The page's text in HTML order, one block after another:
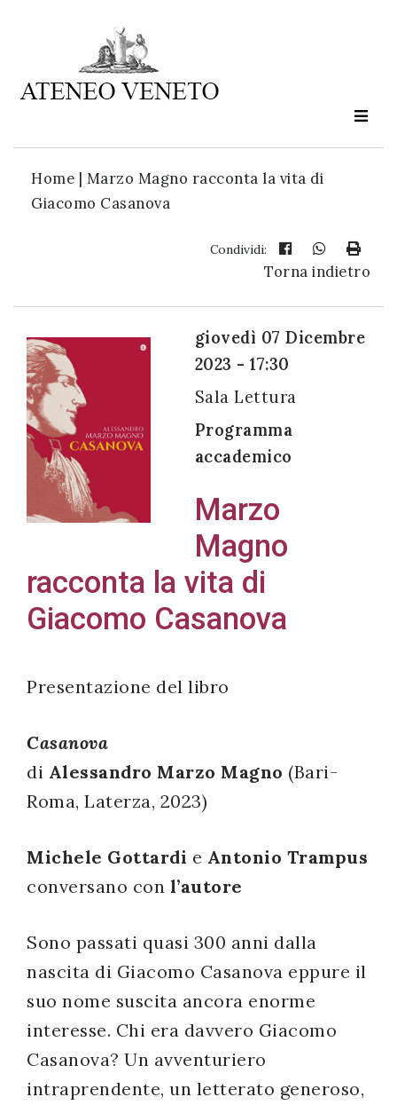
Home | Marzo Magno racconta la vita di
Giacomo Casanova
Condividi:
Torna indietro
giovedì 07 Dicembre
2023 - 17:30
Sala Lettura
Programma
accademico
Marzo
Magno
racconta la vita di
Giacomo Casanova
Presentazione del libro
Casanova
di Alessandro Marzo Magno (Bari-
Roma, Laterza, 2023)
Michele Gottardi e Antonio Trampus
conversano con l’autore
Sono passati quasi 300 anni dalla
nascita di Giacomo Casanova eppure il
suo nome suscita ancora enorme
interesse. Chi era davvero Giacomo
Casanova? Un avventuriero
intraprendente, un letterato generoso,
Ateneo
è
cultura
Acconsento
all'uso dei
personali in
accordo
con il
196/03
Registrazione
avvenuta con